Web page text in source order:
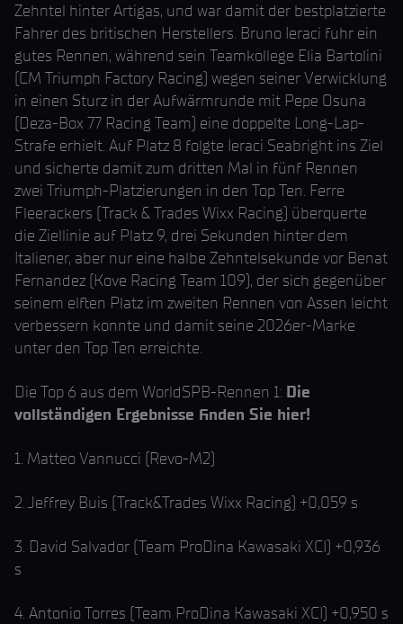
Zehntel hinter Artigas, und war damit der bestplatzierte
Fahrer des britischen Herstellers. Bruno Ieraci fuhr ein
gutes Rennen, während sein Teamkollege Elia Bartolini
(CM Triumph Factory Racing) wegen seiner Verwicklung
in einen Sturz in der Aufwärmrunde mit Pepe Osuna
(Deza-Box 77 Racing Team) eine doppelte Long-Lap-
Strafe erhielt. Auf Platz 8 folgte Ieraci Seabright ins Ziel
und sicherte damit zum dritten Mal in fünf Rennen
zwei Triumph-Platzierungen in den Top Ten. Ferre
Fleerackers (Track & Trades Wixx Racing) überquerte
die Ziellinie auf Platz 9, drei Sekunden hinter dem
Italiener, aber nur eine halbe Zehntelsekunde vor Benat
Fernandez (Kove Racing Team 109), der sich gegenüber
seinem elften Platz im zweiten Rennen von Assen leicht
verbessern konnte und damit seine 2026er-Marke
unter den Top Ten erreichte.
Die Top 6 aus dem WorldSPB-Rennen 1: Die
vollständigen Ergebnisse finden Sie hier!
1. Matteo Vannucci (Revo-M2)
2. Jeffrey Buis (Track&Trades Wixx Racing) +0,059 s
3. David Salvador (Team ProDina Kawasaki XCI) +0,936
s
4. Antonio Torres (Team ProDina Kawasaki XCI) +0,950 s